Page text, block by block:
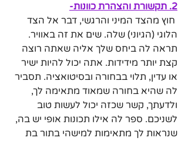
2. תקשורת והצהרת כוונות-
חוץ מהצד המיני והרגשי, דבר אל הצד
הלוגי (הגיוני) שלה. שים את זה באוויר.
תראה לה ביחס שלך אליה שאתה רוצה
קצת יותר מידידות. אתה יכול להיות ישיר
או עדין, תלוי בבחורה ובסיטואציה. תסביר
לה שהיא בחורה שמאוד מתאימה לך,
ולדעתך, קשר שכזה יכול לעשות טוב
לשניכם. ספר לה אילו תכונות אופי יש בה,
שנראות לך מתאימות למישהי בתור בת